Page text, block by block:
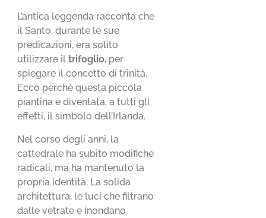
L’antica leggenda racconta che
il Santo, durante le sue
predicazioni, era solito
utilizzare iltrifoglio, per
spiegare il concetto di trinità.
Ecco perché questa piccola
piantina è diventata, a tutti gli
effetti, il simbolo dell’Irlanda.
Nel corso degli anni, la
cattedrale ha subito modifiche
radicali, ma ha mantenuto la
propria identità. La solida
architettura, le luci che filtrano
dalle vetrate e inondano